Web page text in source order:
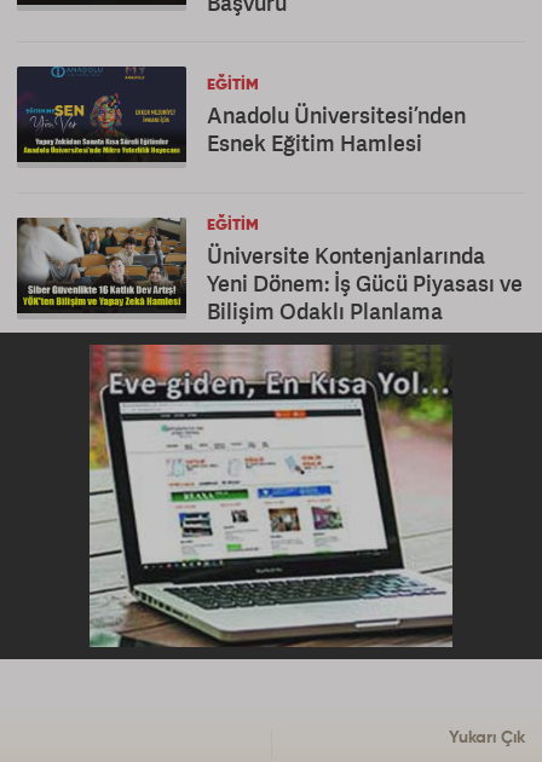
EĞITIM
Anadolu Üniversitesi’nden
Esnek Eğitim Hamlesi
EĞITIM
Üniversite Kontenjanlarında
Yeni Dönem: İş Gücü Piyasası ve
Bilişim Odaklı Planlama
Yukarı Çık